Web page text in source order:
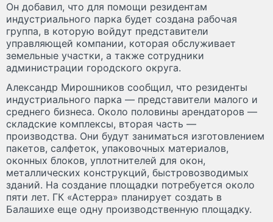
Он добавил, что для помощи резидентам
индустриального парка будет создана рабочая
группа, в которую войдут представители
управляющей компании, которая обслуживает
земельные участки, а также сотрудники
администрации городского округа.
Александр Мирошников сообщил, что резиденты
индустриального парка — представители малого и
среднего бизнеса. Около половины арендаторов —
складские комплексы, вторая часть —
производства. Они будут заниматься изготовлением
пакетов, салфеток, упаковочных материалов,
оконных блоков, уплотнителей для окон,
металлических конструкций, быстровозводимых
зданий. На создание площадки потребуется около
пяти лет. ГК «Астерра» планирует создать в
Балашихе еще одну производственную площадку.